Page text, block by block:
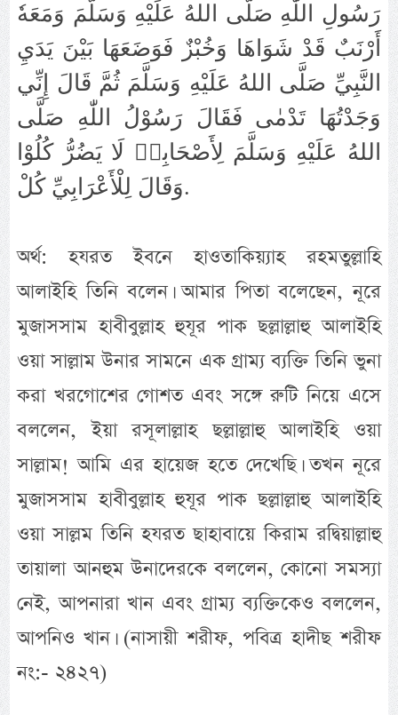
رَسُولِ اللّٰهِ صَلَّى اللهُ عَلَيْهِ وَسَلَّمَ وَمَعَهٗ
أَرْنَبٌ قَدْ شَوَاهَا وَخُبْزٌ فَوَضَعَهَا بَيْنَ يَدَيِ
النَّبِيِّ صَلَّى اللهُ عَلَيْهِ وَسَلَّمَ ثُمَّ قَالَ إِنِّي
وَجَدْتُهَا تَدْمٰى فَقَالَ رَسُوْلُ اللّٰهِ صَلَّى
اللهُ عَلَيْهِ وَسَلَّمَ لِأَصْحَابِهٖ لَا يَضُرُّ كُلُوْا
وَقَالَ لِلْأَعْرَابِيِّ كُلْ.
অর্থ: হযরত ইবনে হাওতাকিয়্যাহ রহমতুল্লাহি
আলাইহি তিনি বলেন। আমার পিতা বলেছেন, নূরে
মুজাসসাম হাবীবুল্লাহ হুযূর পাক ছল্লাল্লাহু আলাইহি
ওয়া সাল্লাম উনার সামনে এক গ্রাম্য ব্যক্তি তিনি ভুনা
করা খরগোশের গোশত এবং সঙ্গে রুটি নিয়ে এসে
বললেন, ইয়া রসূলাল্লাহ ছল্লাল্লাহু আলাইহি ওয়া
সাল্লাম! আমি এর হায়েজ হতে দেখেছি। তখন নূরে
মুজাসসাম হাবীবুল্লাহ হুযূর পাক ছল্লাল্লাহু আলাইহি
ওয়া সাল্লম তিনি হযরত ছাহাবায়ে কিরাম রদ্বিয়াল্লাহু
তায়ালা আনহুম উনাদেরকে বললেন, কোনো সমস্যা
নেই, আপনারা খান এবং গ্রাম্য ব্যক্তিকেও বললেন,
আপনিও খান। (নাসায়ী শরীফ, পবিত্র হাদীছ শরীফ
নং:- ২৪২৭)